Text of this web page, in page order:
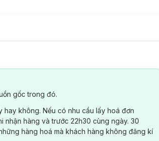
gốc trong đó.
hay không. Nếu có nhu cầu lấy hoá đơn
hàng và trước 22h30 cùng ngày. 30
hàng hoá mà khách hàng không đăng kí